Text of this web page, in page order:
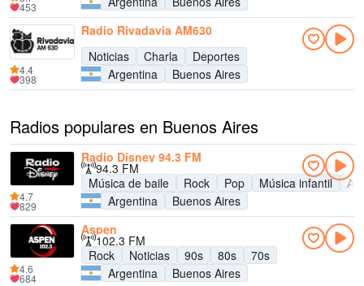
453
Radio Rivadavia AM630
Noticias
Charla
Deportes
Argentina
Buenos Aires
4.4
398
Radios populares en Buenos Aires
Radio Disney 94.3 FM
94.3 FM
Música de baile
Rock Pop Música infantil
Argentina
Buenos Aires
4.7
829
Aspen
102.3 FM
Rock
Noticias 90s 80s
70s
Argentina
Buenos Aires
4.6
684